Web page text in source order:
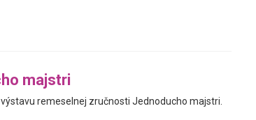
majstri
remeselnej zručnosti Jednoducho majstri.